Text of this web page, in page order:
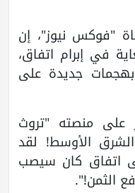
"فوكس نيوز"، إن
في إبرام اتفاق،
جديدة على
منصته "تروث
الأوسط! لقد
اتفاق كان سيصب
الثمن!".